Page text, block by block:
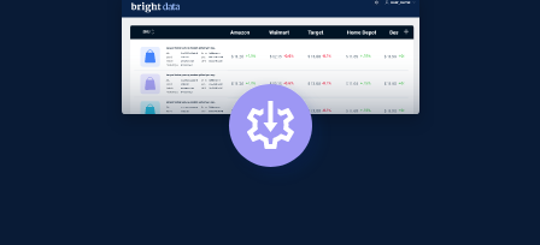
1.3K+ Commencer
Target - Discover products by category url
URL, Product id, Title, Product description,